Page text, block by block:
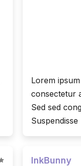
Lorem
consectetur
Sed sed
Suspendisse
InkBunny